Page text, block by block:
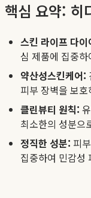
핵심 요약: 히
스킨 라이프 다이
심 제품에 집중
약산성스킨케어:
피부 장벽을 보
클린뷰티 원칙:
최소한의 성분으
정직한 성분: 피
집중하여 민감성